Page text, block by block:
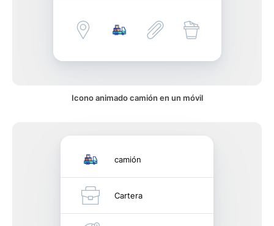
Icono animado camión en un móvil
camión
Cartera